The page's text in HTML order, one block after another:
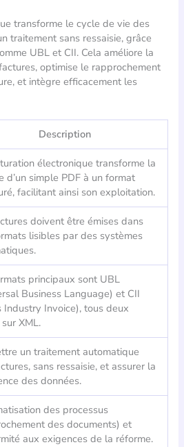
transforme le cycle de vie des
traitement sans ressaisie, grâce
UBL et CII. Cela améliore la
optimise le rapprochement
et intègre efficacement les
Description
électronique transforme la
d’un simple PDF à un format
facilitant ainsi son exploitation.
doivent être émises dans
lisibles par des systèmes
principaux sont UBL
Business Language) et CII
Industry Invoice), tous deux
XML.
un traitement automatique
sans ressaisie, et assurer la
des données.
des processus
des documents) et
aux exigences de la réforme.